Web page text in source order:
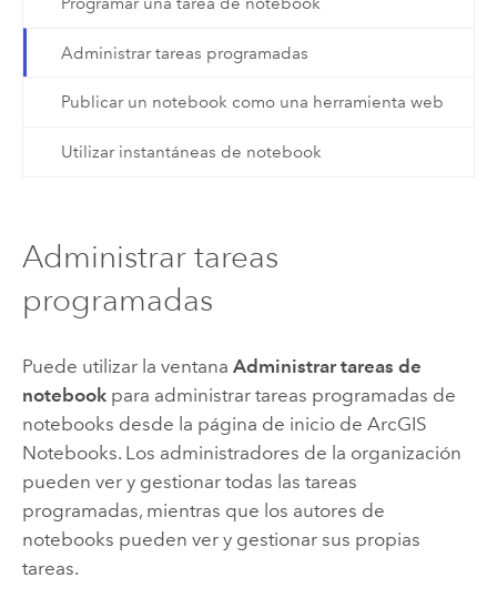
Administrar tareas programadas
Publicar un notebook como una herramienta web
Utilizar instantáneas de notebook
Administrar tareas
programadas
Puede utilizar la ventana Administrar tareas de
notebookpara administrar tareas programadas de
notebooks desde la página de inicio de ArcGIS
Notebooks. Los administradores de la organización
pueden ver y gestionar todas las tareas
programadas, mientras que los autores de
notebooks pueden ver y gestionar sus propias
tareas.